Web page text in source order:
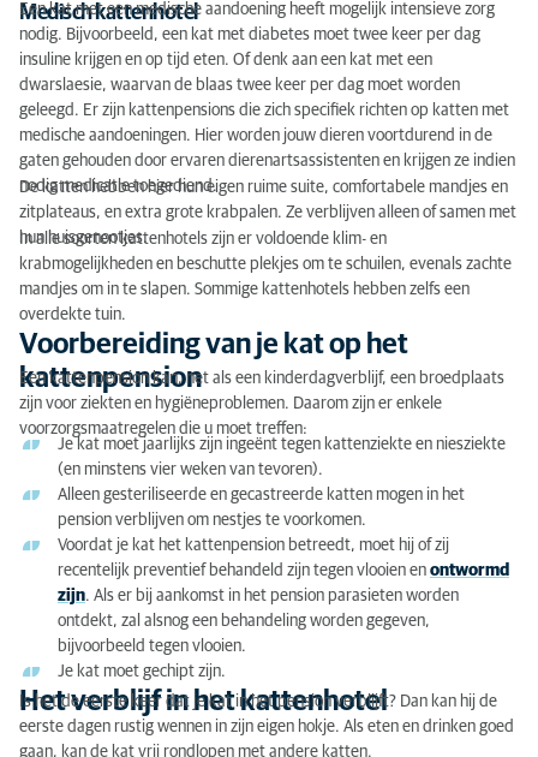
Medisch kattenhotel
Een kat met een medische aandoening heeft mogelijk intensieve zorg
nodig. Bijvoorbeeld, een kat met diabetes moet twee keer per dag
insuline krijgen en op tijd eten. Of denk aan een kat met een
dwarslaesie, waarvan de blaas twee keer per dag moet worden
geleegd. Er zijn kattenpensions die zich specifiek richten op katten met
medische aandoeningen. Hier worden jouw dieren voortdurend in de
gaten gehouden door ervaren dierenartsassistenten en krijgen ze indien
nodig medicatie toegediend.
De katten hebben hier hun eigen ruime suite, comfortabele mandjes en
zitplateaus, en extra grote krabpalen. Ze verblijven alleen of samen met
hun huisgenootjes.
In alle soorten kattenhotels zijn er voldoende klim- en
krabmogelijkheden en beschutte plekjes om te schuilen, evenals zachte
mandjes om in te slapen. Sommige kattenhotels hebben zelfs een
overdekte tuin.
Voorbereiding van je kat op het
kattenpension
Een kattenpension kan, net als een kinderdagverblijf, een broedplaats
zijn voor ziekten en hygiëneproblemen. Daarom zijn er enkele
voorzorgsmaatregelen die u moet treffen:
Je kat moet jaarlijks zijn ingeënt tegen kattenziekte en niesziekte
(en minstens vier weken van tevoren).
Alleen gesteriliseerde en gecastreerde katten mogen in het
pension verblijven om nestjes te voorkomen.
Voordat je kat het kattenpension betreedt, moet hij of zij
recentelijk preventief behandeld zijn tegen vlooien en ontwormd
zijn. Als er bij aankomst in het pension parasieten worden
ontdekt, zal alsnog een behandeling worden gegeven,
bijvoorbeeld tegen vlooien.
Je kat moet gechipt zijn.
Het verblijf in het kattenhotel
Is het de eerste keer dat je kat in het pension verblijft? Dan kan hij de
eerste dagen rustig wennen in zijn eigen hokje. Als eten en drinken goed
gaan, kan de kat vrij rondlopen met andere katten.